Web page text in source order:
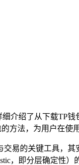
介绍了从下载TP
法，为用户在使
易的关键工具，
，即分层确定性